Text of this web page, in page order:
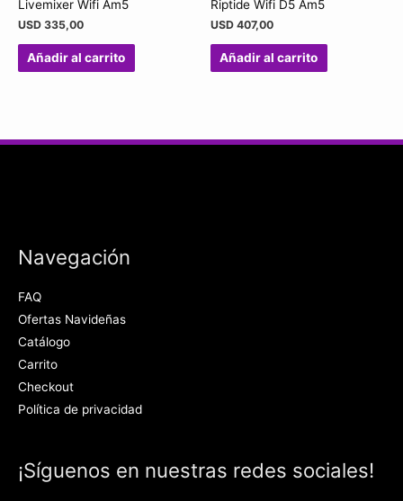
Livemixer Wifi Am5
USD 335,00
Añadir al carrito
Riptide Wifi D5 Am5
USD 407,00
Añadir al carrito
Navegación
FAQ
Ofertas Navideñas
Catálogo
Carrito
Checkout
Política de privacidad
¡Síguenos en nuestras redes sociales!